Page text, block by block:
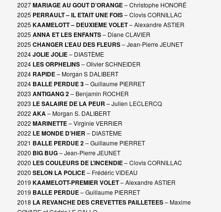
2027MARIAGE AU GOUT D’ORANGE– Christophe HONORÉ
2025 PERRAULT – IL ETAIT UNE FOIS– Clovis CORNILLAC
2025 KAAMELOTT – DEUXIEME VOLET– Alexandre ASTIER
2025 ANNA ET LES ENFANTS– Diane CLAVIER
2025 CHANGER L’EAU DES FLEURS– Jean-Pierre JEUNET
2024JOLIE JOLIE– DIASTÈME
2024 LES ORPHELINS– Olivier SCHNEIDER
2024 RAPIDE– Morgan S DALIBERT
2024 BALLE PERDUE 3– Guillaume PIERRET
2023 ANTIGANG 2– Benjamin ROCHER
2023 LE SALAIRE DE LA PEUR – Julien LECLERCQ
2022 AKA– Morgan S. DALIBERT
2022 MARINETTE– Virginie VERRIER
2022 LE MONDE D’HIER – DIASTÈME
2021 BALLE PERDUE 2– Guillaume PIERRET
2020 BIG BUG– Jean-Pierre JEUNET
2020 LES COULEURS DE L’INCENDIE– Clovis CORNILLAC
2020 SELON LA POLICE– Frédéric VIDEAU
2019 KAAMELOTT-PREMIER VOLET– Alexandre ASTIER
2019 BALLE PERDUE– Guillaume PIERRET
2018 LA REVANCHE DES CREVETTES PAILLETEES– Maxime